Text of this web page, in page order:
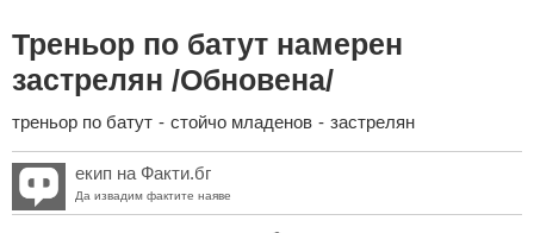
Треньор по батут намерен
застрелян /Обновена/
треньор по батут - стойчо младенов - застрелян
екип на Факти.бг
Да извадим фактите наяве